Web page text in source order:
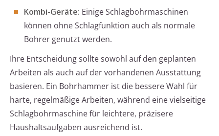
Kombi-Geräte: Einige Schlagbohrmaschinen
können ohne Schlagfunktion auch als normale
Bohrer genutzt werden.
Ihre Entscheidung sollte sowohl auf den geplanten
Arbeiten als auch auf der vorhandenen Ausstattung
basieren. Ein Bohrhammer ist die bessere Wahl für
harte, regelmäßige Arbeiten, während eine vielseitige
Schlagbohrmaschine für leichtere, präzisere
Haushaltsaufgaben ausreichend ist.